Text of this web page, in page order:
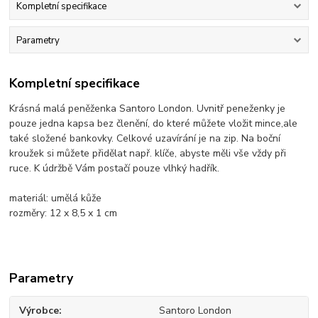
Kompletní specifikace
Parametry
Kompletní specifikace
Krásná malá peněženka Santoro London. Uvnitř peneženky je
pouze jedna kapsa bez členění, do které můžete vložit mince,ale
také složené bankovky. Celkové uzavírání je na zip. Na boční
kroužek si můžete přidělat např. klíče, abyste měli vše vždy při
ruce. K údržbě Vám postačí pouze vlhký hadřík.
materiál: umělá kůže
rozměry: 12 x 8,5 x 1 cm
Parametry
Výrobce Santoro London